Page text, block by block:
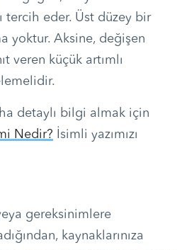
tercih eder. Üst düzey bir
yoktur. Aksine, değişen
veren küçük artımlı
detaylı bilgi almak için
Nedir? İsimli yazımızı
gereksinimlere
kaynaklarınıza